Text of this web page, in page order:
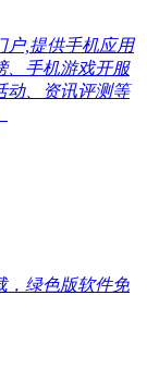
户,提供手机应用
、手机游戏开服
动、资讯评测等
，绿色版软件免